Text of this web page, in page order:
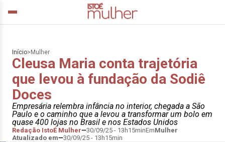
Início> Mulher
Cleusa Maria conta trajetória
que levou à fundação da Sodiê
Doces
Empresária relembra infância no interior, chegada a São
Paulo e o caminho que a levou a transformar um bolo em
quase 400 lojas no Brasil e nos Estados Unidos
Redação IstoÉ Mulher 30/09/25 - 13h15minEmMulher
Atualizado em
30/09/25 - 13h15min